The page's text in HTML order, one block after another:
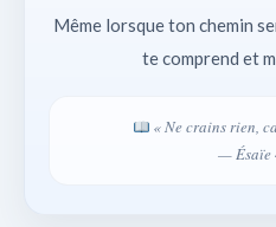
Même lorsque ton chemin
te comprend et
« Ne crains rien,
— Ésaïe